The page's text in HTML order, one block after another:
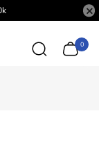
0